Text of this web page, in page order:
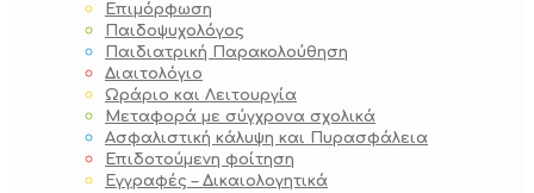
Επιμόρφωση
Παιδοψυχολόγος
Παιδιατρική Παρακολούθηση
Διαιτολόγιο
Ωράριο και Λειτουργία
Μεταφορά με σύγχρονα σχολικά
Ασφαλιστική κάλυψη και Πυρασφάλεια
Επιδοτούμενη φοίτηση
Εγγραφές – Δικαιολογητικά